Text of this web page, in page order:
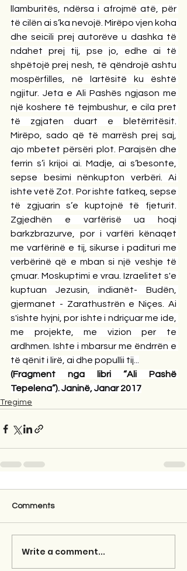
llamburitës, ndërsa i afrojmë atë, për
të cilën ai s’ka nevojë. Mirëpo vjen koha
dhe seicili prej autorëve u dashka të
ndahet prej tij, pse jo, edhe ai të
shpëtojë prej nesh, të qëndrojë ashtu
mospërfilles, në lartësitë ku është
ngjitur. Jeta e Ali Pashës ngjason me
një koshere të tejmbushur, e cila pret
të zgjaten duart e bletërritësit.
Mirëpo, sado që të marrësh prej saj,
ajo mbetet përsëri plot. Parajsën dhe
ferrin s’i krijoi ai. Madje, ai s’besonte,
sepse besimi nënkupton verbëri. Ai
ishte vetë Zot. Por ishte fatkeq, sepse
të zgjuarin s’e kuptojnë të fjeturit.
Zgjedhën e varfërisë ua hoqi
barkzbrazurve, por i varfëri kënaqet
me varfërinë e tij, sikurse i padituri me
verbërinë që e mban si një veshje të
çmuar. Moskuptimi e vrau. Izraelitet s'e
kuptuan Jezusin, indianët- Budën,
gjermanet - Zarathustrën e Niçes. Ai
s'ishte hyjni, por ishte i ndriçuar me ide,
me projekte, me vizion per te
ardhmen. Ishte i mbarsur me ëndrrën e
të qënit i lirë, ai dhe popullii tij...
(Fragment nga libri “Ali Pashë
Tepelena”). Janinë, Janar 2017
Tregime
Comments
Write a comment...